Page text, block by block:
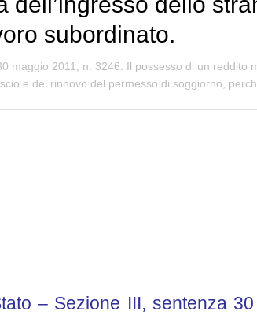
subordinato.
maggio 2011, n. 3246. Il possesso di un reddito
e del rinnovo del permesso di soggiorno,
– Sezione III, sentenza